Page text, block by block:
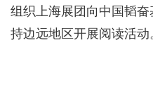
组织上海展团向中国韬
持边远地区开展阅读活动